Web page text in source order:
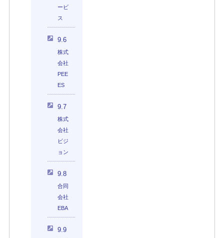
ービ
ス
9.6
株式
会社
PEE
ES
9.7
株式
会社
ビジ
ョン
9.8
合同
会社
EBA
9.9